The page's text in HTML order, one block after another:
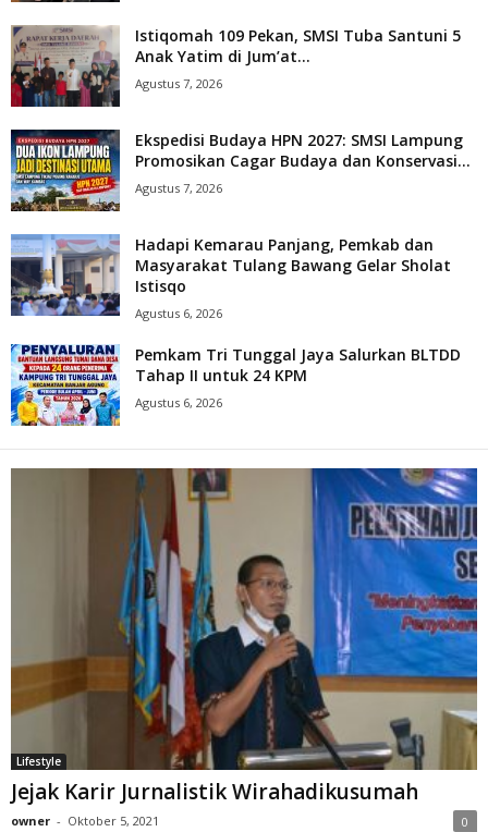
Istiqomah 109 Pekan, SMSI Tuba Santuni 5
Anak Yatim di Jum’at...
Agustus 7, 2026
Ekspedisi Budaya HPN 2027: SMSI Lampung
Promosikan Cagar Budaya dan Konservasi...
Agustus 7, 2026
Hadapi Kemarau Panjang, Pemkab dan
Masyarakat Tulang Bawang Gelar Sholat
Istisqo
Agustus 6, 2026
Pemkam Tri Tunggal Jaya Salurkan BLTDD
Tahap II untuk 24 KPM
Agustus 6, 2026
Lifestyle
Jejak Karir Jurnalistik Wirahadikusumah
owner - Oktober 5, 2021 0